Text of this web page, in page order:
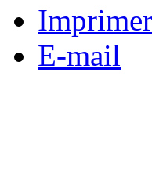
Imprimer
E-mail